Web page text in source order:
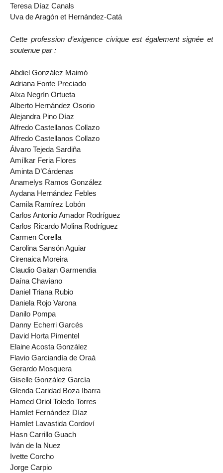
Teresa Díaz Canals
Uva de Aragón et Hernández-Catá
Cette profession d’exigence civique est également signée et
soutenue par :
Abdiel González Maimó
Adriana Fonte Preciado
Aíxa Negrín Ortueta
Alberto Hernández Osorio
Alejandra Pino Díaz
Alfredo Castellanos Collazo
Alfredo Castellanos Collazo
Álvaro Tejeda Sardiña
Amílkar Feria Flores
Aminta D’Cárdenas
Anamelys Ramos González
Aydana Hernández Febles
Camila Ramírez Lobón
Carlos Antonio Amador Rodríguez
Carlos Ricardo Molina Rodríguez
Carmen Corella
Carolina Sansón Aguiar
Cirenaica Moreira
Claudio Gaitan Garmendia
Daína Chaviano
Daniel Triana Rubio
Daniela Rojo Varona
Danilo Pompa
Danny Echerri Garcés
David Horta Pimentel
Elaine Acosta González
Flavio Garciandía de Oraá
Gerardo Mosquera
Giselle González García
Glenda Caridad Boza Ibarra
Hamed Oriol Toledo Torres
Hamlet Fernández Díaz
Hamlet Lavastida Cordoví
Hasn Carrillo Guach
Iván de la Nuez
Ivette Corcho
Jorge Carpio